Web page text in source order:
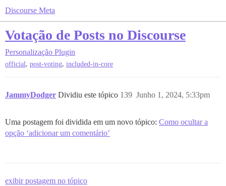
Discourse Meta
Votação de Posts no Discourse
Personalização Plugin
official, post-voting, included-in-core
JammyDodger Dividiu este tópico Junho 1, 2024, 5:33pm
139
Uma postagem foi dividida em um novo tópico: Como ocultar a
opção ‘adicionar um comentário’
exibir postagem no tópico